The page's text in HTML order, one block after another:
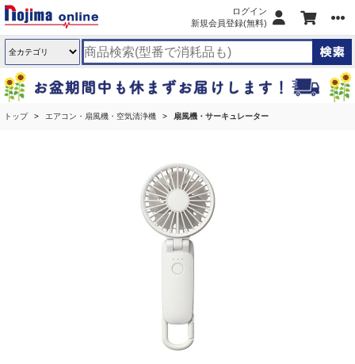
ログイン
新規会員登録(無料)
トップ エアコン・扇風機・空気清浄機 扇風機・サーキュレーター